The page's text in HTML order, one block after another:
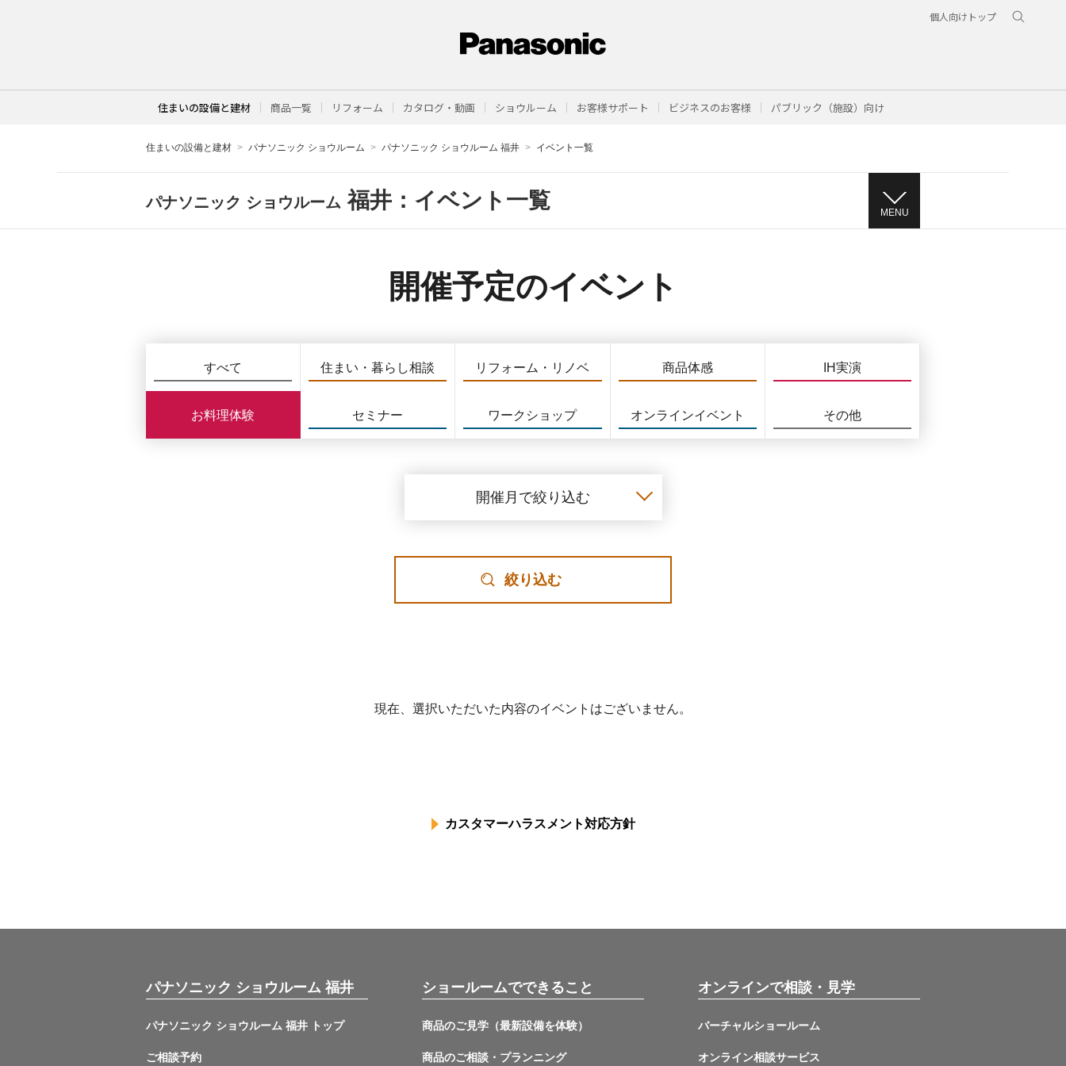
個人向けトップ
住まいの設備と建材 商品一覧 リフォーム カタログ・動画 ショウルーム お客様サポート ビジネスのお客様 パブリック（施設）向け
住まいの設備と建材 パナソニック ショウルーム パナソニック ショウルーム 福井 イベント一覧
パナソニック ショウルーム 福井：イベント一覧 MENU
開催予定のイベント
すべて 住まい・暮らし相談 リフォーム・リノベ 商品体感 IH実演
お料理体験 セミナー ワークショップ オンラインイベント その他
開催月で絞り込む
絞り込む
現在、選択いただいた内容のイベントはございません。
カスタマーハラスメント対応方針
パナソニック ショウルーム 福井
パナソニック ショウルーム 福井 トップ
ご相談予約
ショールームでできること
商品のご見学（最新設備を体験）
商品のご相談・プランニング
オンラインで相談・見学
バーチャルショールーム
オンライン相談サービス